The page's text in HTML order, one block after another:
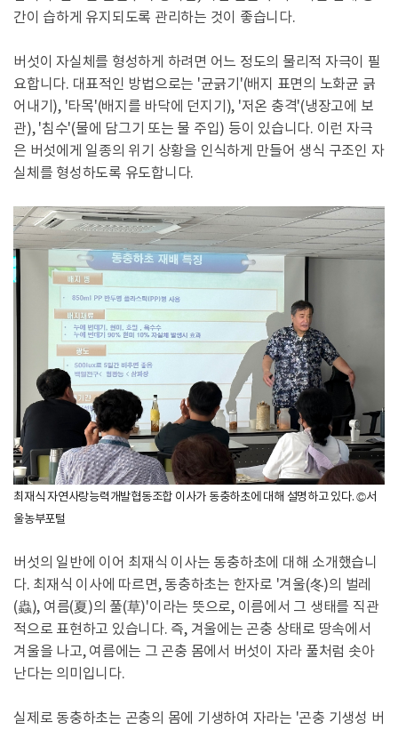
간이 습하게 유지되도록 관리하는 것이 좋습니다.
버섯이 자실체를 형성하게 하려면 어느 정도의 물리적 자극이 필
요합니다. 대표적인 방법으로는 '균긁기'(배지 표면의 노화균 긁
어내기), '타목'(배지를 바닥에 던지기), '저온 충격'(냉장고에 보
관), '침수'(물에 담그기 또는 물 주입) 등이 있습니다. 이런 자극
은 버섯에게 일종의 위기 상황을 인식하게 만들어 생식 구조인 자
실체를 형성하도록 유도합니다.
최재식 자연사랑능력개발협동조합 이사가 동충하초에 대해 설명하고 있다. ©서
울농부포털
버섯의 일반에 이어 최재식 이사는 동충하초에 대해 소개했습니
다. 최재식 이사에 따르면, 동충하초는 한자로 '겨울(冬)의 벌레
(蟲), 여름(夏)의 풀(草)'이라는 뜻으로, 이름에서 그 생태를 직관
적으로 표현하고 있습니다. 즉, 겨울에는 곤충 상태로 땅속에서
겨울을 나고, 여름에는 그 곤충 몸에서 버섯이 자라 풀처럼 솟아
난다는 의미입니다.
실제로 동충하초는 곤충의 몸에 기생하여 자라는 '곤충 기생성 버